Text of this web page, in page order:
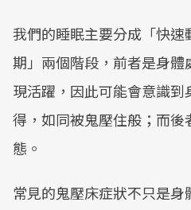
我們的睡眠主要分成「快
期」兩個階段，前者是身
現活躍，因此可能會意識
得，如同被鬼壓住般；而
態。
常見的鬼壓床症狀不只是